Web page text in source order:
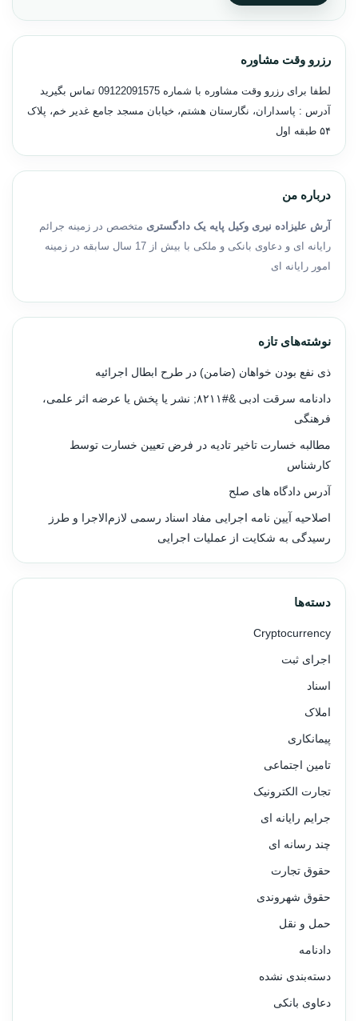
رزرو وقت مشاوره
لطفا برای رزرو وقت مشاوره با شماره 09122091575 تماس بگیرید
آدرس : پاسداران، نگارستان هشتم، خیابان مسجد جامع غدیر خم، پلاک
۵۴ طبقه اول
درباره من
آرش علیزاده نیری وکیل پایه یک دادگستری متخصص در زمینه جرائم
رایانه ای و دعاوی بانکی و ملکی با بیش از 17 سال سابقه در زمینه
امور رایانه ای
نوشته‌های تازه
ذی نفع بودن خواهان (ضامن) در طرح ابطال اجرائیه
دادنامه سرقت ادبی &#۸۲۱۱; نشر یا پخش یا عرضه اثر علمی،
فرهنگی
مطالبه خسارت تاخیر تادیه در فرض تعیین خسارت توسط
کارشناس
آدرس دادگاه های صلح
اصلاحیه آیین نامه اجرایی مفاد اسناد رسمی لازم‌الاجرا و طرز
رسیدگی به شکایت از عملیات اجرایی
دسته‌ها
Cryptocurrency
اجرای ثبت
اسناد
املاک
پیمانکاری
تامین اجتماعی
تجارت الکترونیک
جرایم رایانه ای
چند رسانه ای
حقوق تجارت
حقوق شهروندی
حمل و نقل
دادنامه
دسته‌بندی نشده
دعاوی بانکی